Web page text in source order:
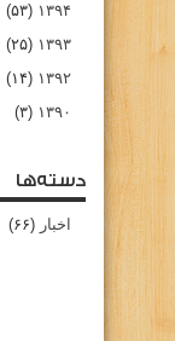
۱۳۹۴ (۵۳)
۱۳۹۳ (۲۵)
۱۳۹۲ (۱۴)
۱۳۹۰ (۳)
دسته‌ها
اخبار (۶۶)